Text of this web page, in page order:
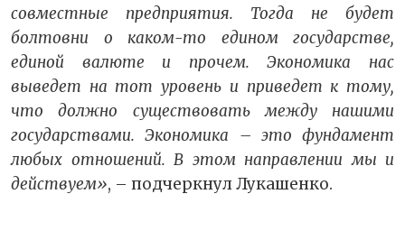
совместные предприятия. Тогда не будет
болтовни о каком-то едином государстве,
единой валюте и прочем. Экономика нас
выведет на тот уровень и приведет к тому,
что должно существовать между нашими
государствами. Экономика – это фундамент
любых отношений. В этом направлении мы и
действуем», – подчеркнул Лукашенко.